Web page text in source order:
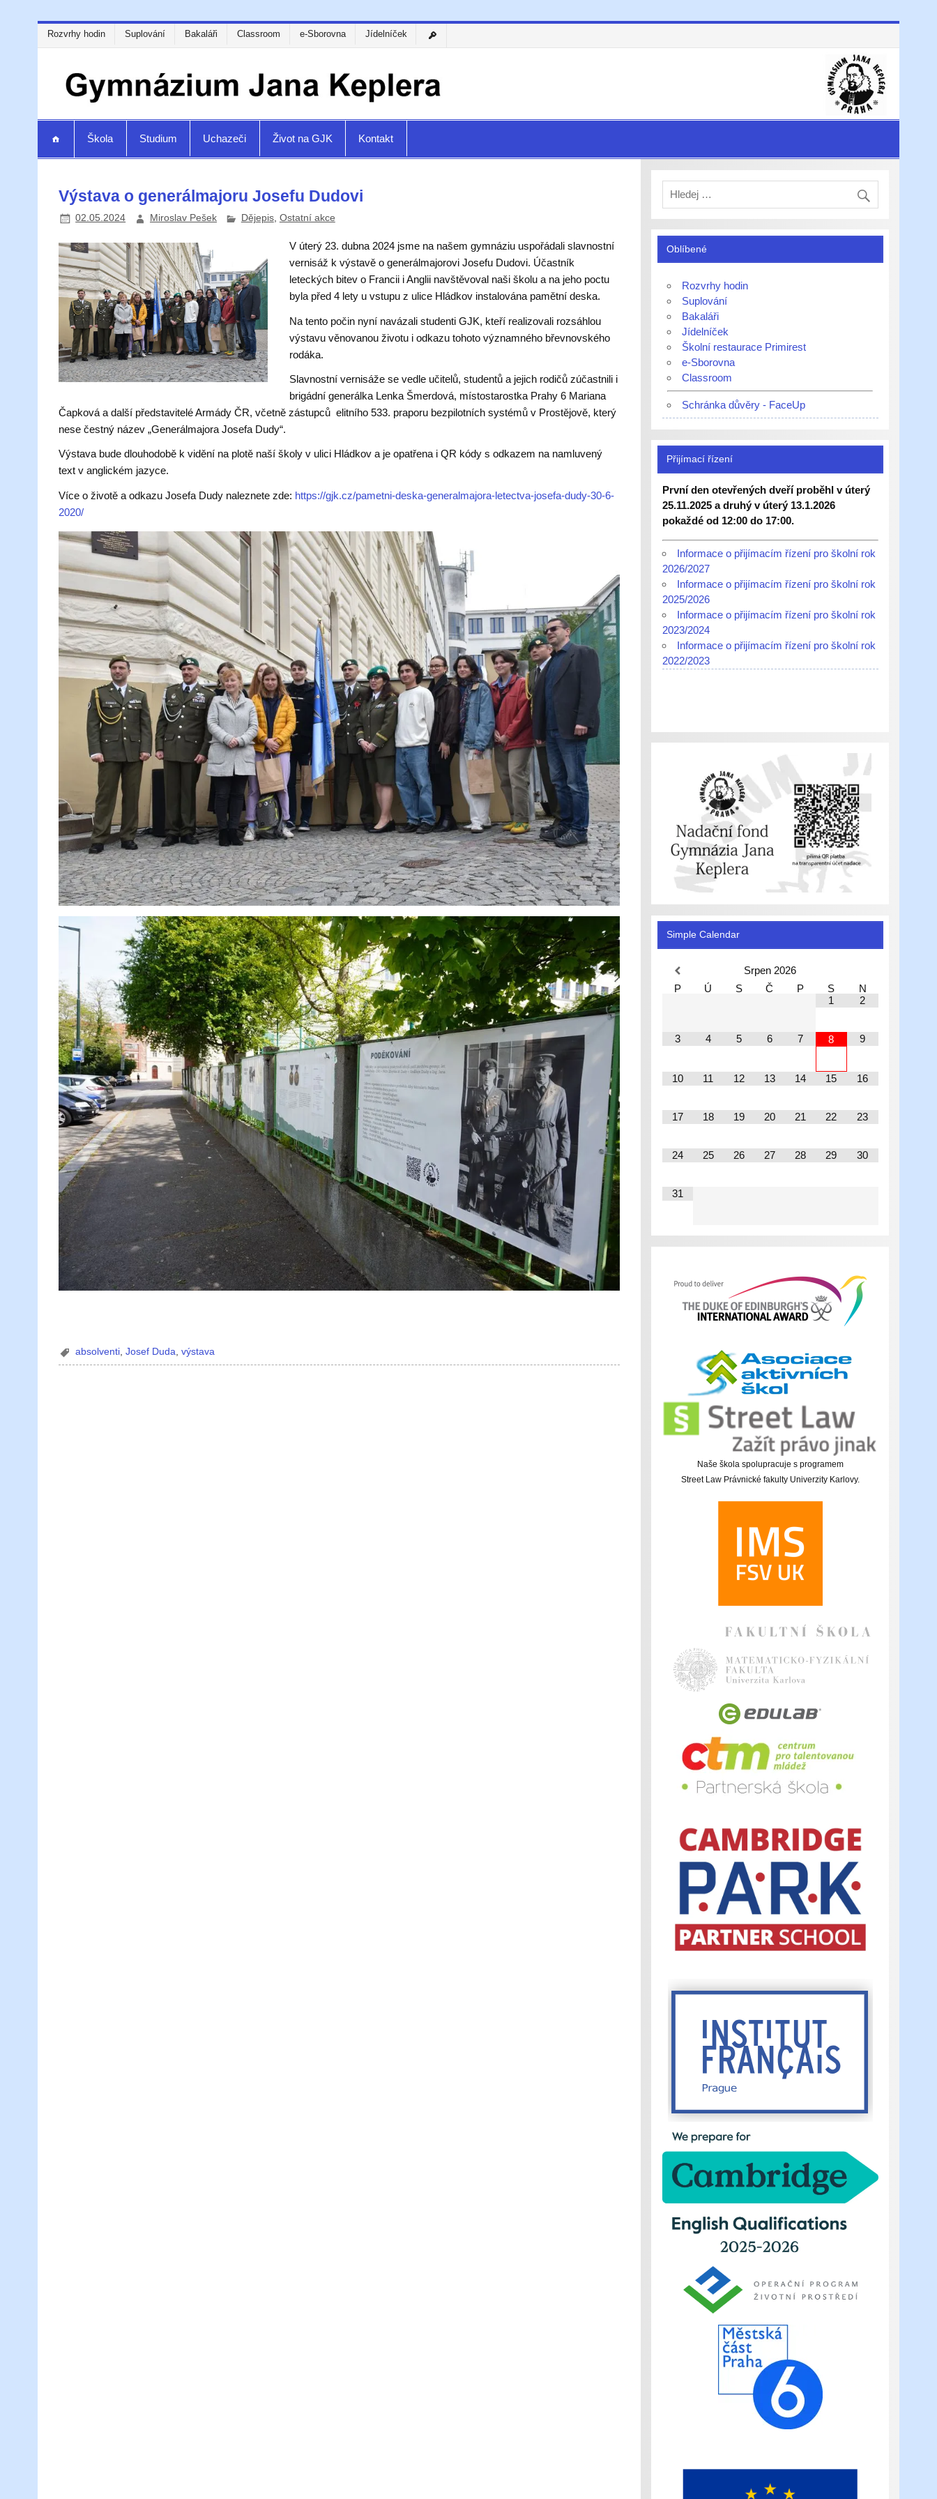
Rozvrhy hodin Suplování Bakaláři Classroom e-Sborovna Jídelníček
Škola Studium Uchazeči Život na GJK Kontakt
Výstava o generálmajoru Josefu Dudovi
02.05.2024 Miroslav Pešek Dějepis, Ostatní akce
V úterý 23. dubna 2024 jsme na našem gymnáziu uspořádali slavnostní
vernisáž k výstavě o generálmajorovi Josefu Dudovi. Účastník
leteckých bitev o Francii i Anglii navštěvoval naši školu a na jeho poctu
byla před 4 lety u vstupu z ulice Hládkov instalována pamětní deska.
Na tento počin nyní navázali studenti GJK, kteří realizovali rozsáhlou
výstavu věnovanou životu i odkazu tohoto významného břevnovského
rodáka.
Slavnostní vernisáže se vedle učitelů, studentů a jejich rodičů zúčastnili i
brigádní generálka Lenka Šmerdová, místostarostka Prahy 6 Mariana
Čapková a další představitelé Armády ČR, včetně zástupců elitního 533. praporu bezpilotních systémů v Prostějově, který
nese čestný název „Generálmajora Josefa Dudy“.
Výstava bude dlouhodobě k vidění na plotě naší školy v ulici Hládkov a je opatřena i QR kódy s odkazem na namluvený
text v anglickém jazyce.
Více o životě a odkazu Josefa Dudy naleznete zde: https://gjk.cz/pametni-deska-generalmajora-letectva-josefa-dudy-30-6-
2020/
absolventi ,Josef Duda ,výstava
Oblíbené
Rozvrhy hodin
Suplování
Bakaláři
Jídelníček
Školní restaurace Primirest
e-Sborovna
Classroom
Schránka důvěry - FaceUp
Přijímací řízení
První den otevřených dveří proběhl v úterý
25.11.2025 a druhý v úterý 13.1.2026
pokaždé od 12:00 do 17:00.
Informace o přijímacím řízení pro školní rok
2026/2027
Informace o přijímacím řízení pro školní rok
2025/2026
Informace o přijímacím řízení pro školní rok
2023/2024
Informace o přijímacím řízení pro školní rok
2022/2023
Simple Calendar
Srpen 2026
P
Ú S Č P S
N
1
2
3 4 5 6 7 8 9
10 11 12 13 14 15 16
17 18 19 20 21 22 23
24 25 26 27 28 29 30
31
Naše škola spolupracuje s programem
Street Law Právnické fakulty Univerzity Karlovy.